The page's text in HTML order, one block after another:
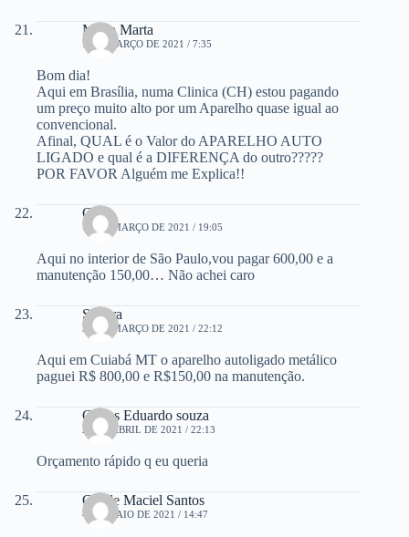
Maria Marta
7 DE MARÇO DE 2021 / 7:35
Bom dia!
Aqui em Brasília, numa Clinica (CH) estou pagando
um preço muito alto por um Aparelho quase igual ao
convencional.
Afinal, QUAL é o Valor do APARELHO AUTO
LIGADO e qual é a DIFERENÇA do outro?????
POR FAVOR Alguém me Explica!!
Carla
15 DE MARÇO DE 2021 / 19:05
Aqui no interior de São Paulo,vou pagar 600,00 e a
manutenção 150,00… Não achei caro
Sandra
31 DE MARÇO DE 2021 / 22:12
Aqui em Cuiabá MT o aparelho autoligado metálico
paguei R$ 800,00 e R$150,00 na manutenção.
Carlos Eduardo souza
21 DE ABRIL DE 2021 / 22:13
Orçamento rápido q eu queria
Cleide Maciel Santos
4 DE MAIO DE 2021 / 14:47